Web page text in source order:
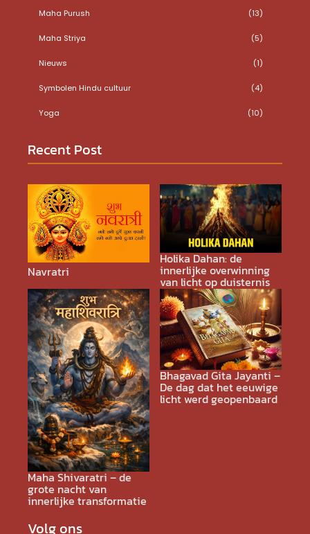
Maha Purush (13)
Maha Striya (5)
Nieuws (1)
Symbolen Hindu cultuur (4)
Yoga (10)
Recent Post
Navratri
Holika Dahan: de
innerlijke overwinning
van licht op duisternis
Maha Shivaratri – de
grote nacht van
innerlijke transformatie
Bhagavad Gita Jayanti –
De dag dat het eeuwige
licht werd geopenbaard
Volg ons